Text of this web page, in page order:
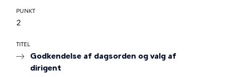
PUNKT
2
TITEL
Godkendelse af dagsorden og valg af
dirigent